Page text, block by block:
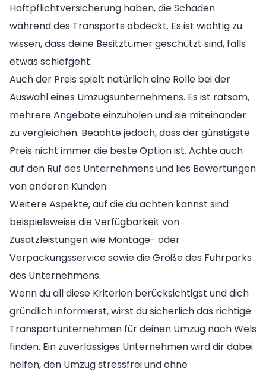
Haftpflichtversicherung haben, die Schäden
während des Transports abdeckt. Es ist wichtig zu
wissen, dass deine Besitztümer geschützt sind, falls
etwas schiefgeht.
Auch der Preis spielt natürlich eine Rolle bei der
Auswahl eines Umzugsunternehmens. Es ist ratsam,
mehrere Angebote einzuholen und sie miteinander
zu vergleichen. Beachte jedoch, dass der günstigste
Preis nicht immer die beste Option ist. Achte auch
auf den Ruf des Unternehmens und lies Bewertungen
von anderen Kunden.
Weitere Aspekte, auf die du achten kannst sind
beispielsweise die Verfügbarkeit von
Zusatzleistungen wie Montage- oder
Verpackungsservice sowie die Größe des Fuhrparks
des Unternehmens.
Wenn du all diese Kriterien berücksichtigst und dich
gründlich informierst, wirst du sicherlich das richtige
Transportunternehmen für deinen Umzug nach Wels
finden. Ein zuverlässiges Unternehmen wird dir dabei
helfen, den Umzug stressfrei und ohne